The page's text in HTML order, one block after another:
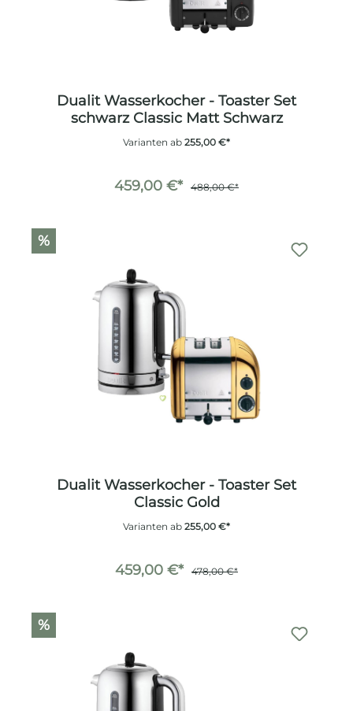
Dualit Wasserkocher - Toaster Set
schwarz Classic Matt Schwarz
Varianten ab 255,00 €*
459,00 €* 488,00 €*
%
Dualit Wasserkocher - Toaster Set
Classic Gold
Varianten ab 255,00 €*
459,00 €* 478,00 €*
%